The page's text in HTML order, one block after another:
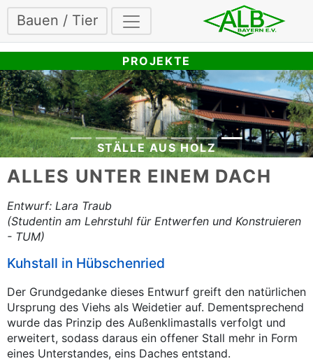
Bauen / Tier
PROJEKTE
STÄLLE AUS HOLZ
ALLES UNTER EINEM DACH
Entwurf: Lara Traub
(Studentin am Lehrstuhl für Entwerfen und Konstruieren
- TUM)
Kuhstall in Hübschenried
Der Grundgedanke dieses Entwurf greift den natürlichen
Ursprung des Viehs als Weidetier auf. Dementsprechend
wurde das Prinzip des Außenklimastalls verfolgt und
erweitert, sodass daraus ein offener Stall mehr in Form
eines Unterstandes, eins Daches entstand.